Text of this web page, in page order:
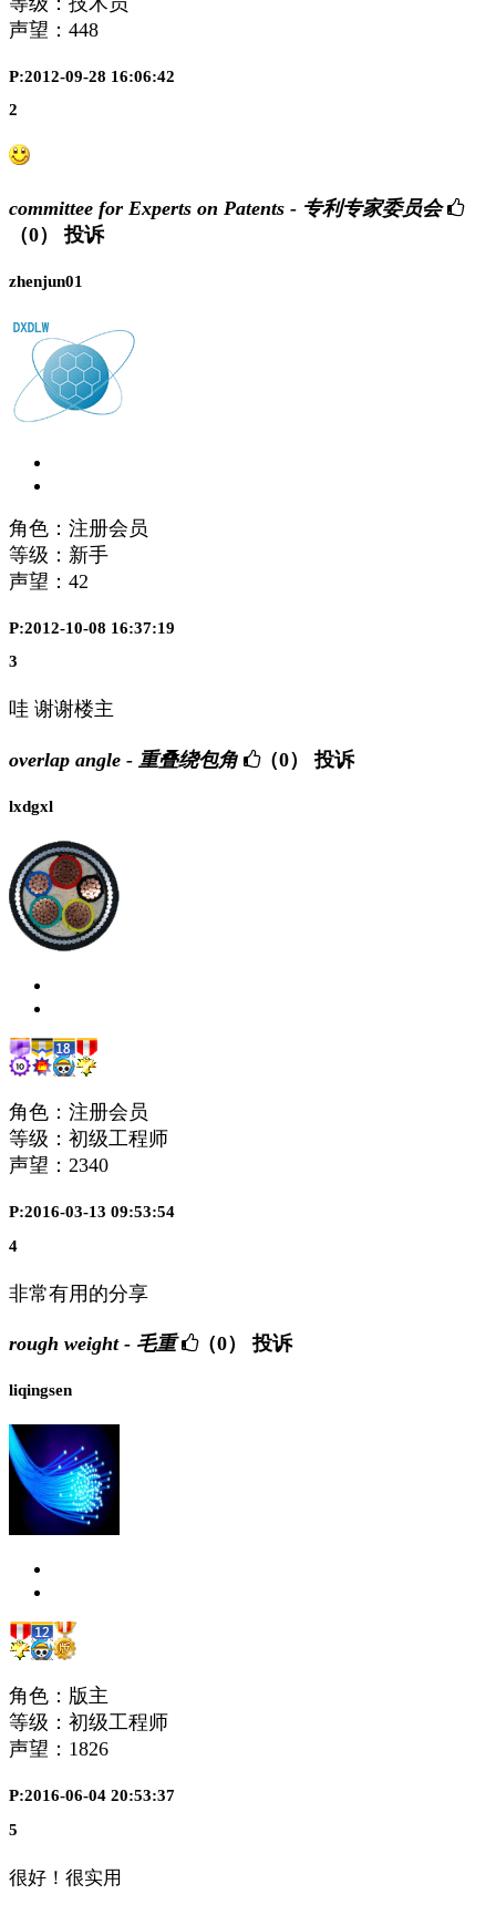
声望： 448
P:2012-09-28 16:06:42
2
committee for Experts on Patents - 专利专家委员会
（0）
投诉
zhenjun01
角色：注册会员
等级：新手
声望： 42
P:2012-10-08 16:37:19
3
哇 谢谢楼主
overlap angle - 重叠绕包角 （0） 投诉
lxdgxl
角色：注册会员
等级：初级工程师
声望： 2340
P:2016-03-13 09:53:54
4
非常有用的分享
rough weight - 毛重 （0） 投诉
liqingsen
角色：版主
等级：初级工程师
声望： 1826
P:2016-06-04 20:53:37
5
很好！很实用